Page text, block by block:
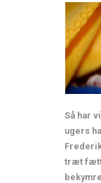
Så har
ugers
træt